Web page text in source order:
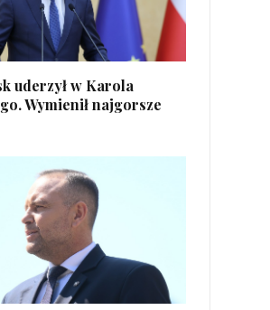
uderzył w Karola
Wymienił najgorsze